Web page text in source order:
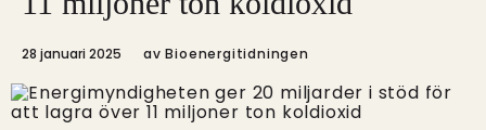
28 januari 2025 av Bioenergitidningen